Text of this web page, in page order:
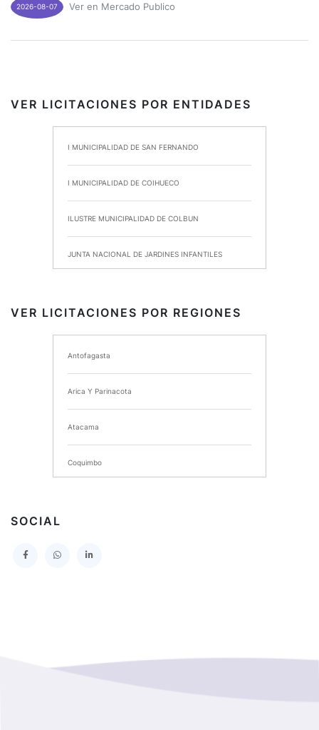
2026-08-07 Ver en Mercado Publico
VER LICITACIONES POR ENTIDADES
I MUNICIPALIDAD DE SAN FERNANDO
I MUNICIPALIDAD DE COIHUECO
ILUSTRE MUNICIPALIDAD DE COLBUN
JUNTA NACIONAL DE JARDINES INFANTILES
I MUNICIPALIDAD DE CHIMBARONGO
INSTITUTO NACIONAL DE DEPORTES DE CHILE
SERVICIO DE SALUD DEL MAULE HOSPITAL DE
TALCA
I MUNICIPALIDAD DE PROVIDENCIA
SERVICIO DE SALUD TALCAHUANO HOSPITAL DE
GOBERNACION PROVINCIAL DE TALCA
VER LICITACIONES POR REGIONES
Antofagasta
Arica Y Parinacota
Atacama
Coquimbo
SOCIAL